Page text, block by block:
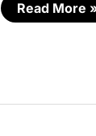
Read More